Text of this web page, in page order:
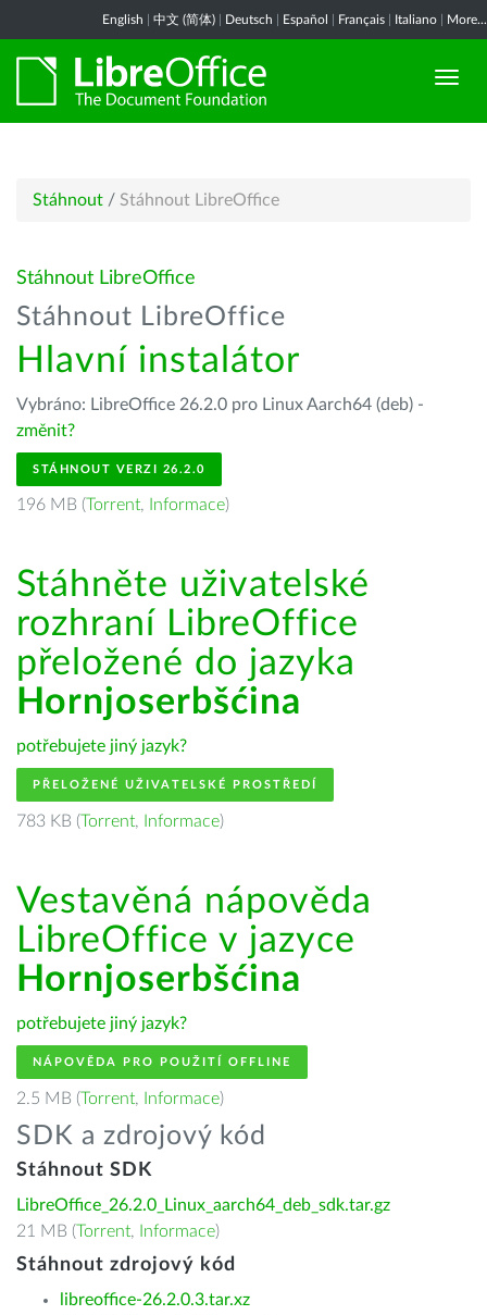
English 中文 (简体) Deutsch Español Français Italiano More...
Stáhnout / Stáhnout LibreOffice
Stáhnout LibreOffice
Stáhnout LibreOffice
Hlavní instalátor
Vybráno: LibreOffice 26.2.0 pro Linux Aarch64 (deb) -
změnit?
STÁHNOUT VERZI 26.2.0
196 MB (Torrent, Informace)
Stáhněte uživatelské
rozhraní LibreOffice
přeložené do jazyka
Hornjoserbšćina
potřebujete jiný jazyk?
PŘELOŽENÉ UŽIVATELSKÉ PROSTŘEDÍ
783 KB (Torrent, Informace)
Vestavěná nápověda
LibreOffice v jazyce
Hornjoserbšćina
potřebujete jiný jazyk?
NÁPOVĚDA PRO POUŽITÍ OFFLINE
2.5 MB (Torrent, Informace)
SDK a zdrojový kód
Stáhnout SDK
LibreOffice_26.2.0_Linux_aarch64_deb_sdk.tar.gz
21 MB (Torrent, Informace)
Stáhnout zdrojový kód
libreoffice-26.2.0.3.tar.xz